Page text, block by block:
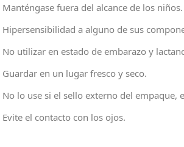
Manténgase fuera del alcance de los niños.
Hipersensibilidad a alguno de sus
No utilizar en estado de embarazo y
Guardar en un lugar fresco y seco.
No lo use si el sello externo del empaque,
Evite el contacto con los ojos.